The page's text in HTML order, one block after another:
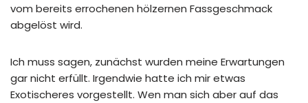
vom bereits errochenen hölzernen Fassgeschmack
abgelöst wird.
Ich muss sagen, zunächst wurden meine Erwartungen
gar nicht erfüllt. Irgendwie hatte ich mir etwas
Exotischeres vorgestellt. Wen man sich aber auf das